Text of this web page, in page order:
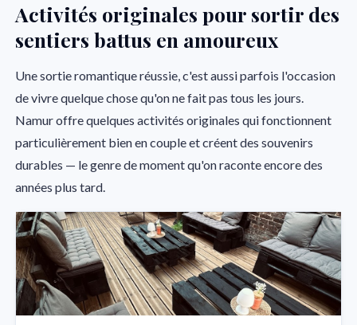
Activités originales pour sortir des
sentiers battus en amoureux
Une sortie romantique réussie, c'est aussi parfois l'occasion
de vivre quelque chose qu'on ne fait pas tous les jours.
Namur offre quelques activités originales qui fonctionnent
particulièrement bien en couple et créent des souvenirs
durables — le genre de moment qu'on raconte encore des
années plus tard.